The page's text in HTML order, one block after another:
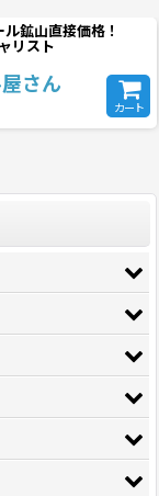
鉱山直接価格！
リスト
さん
カート